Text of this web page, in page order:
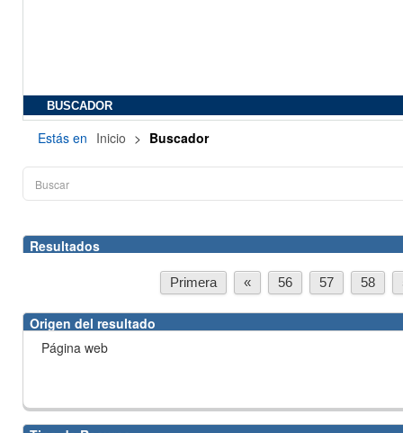
BUSCADOR
Estás en Inicio > Buscador
Resultados
Primera « 56 57 58
Origen del resultado
Página web